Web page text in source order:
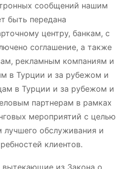
сообщений нашим
быть передана
центру, банкам, с
соглашение, а также
рекламным компаниям и
в Турции и за рубежом и
в Турции и за рубежом и
партнерам в рамках
мероприятий с целью
лучшего обслуживания и
клиентов.
из Закона о